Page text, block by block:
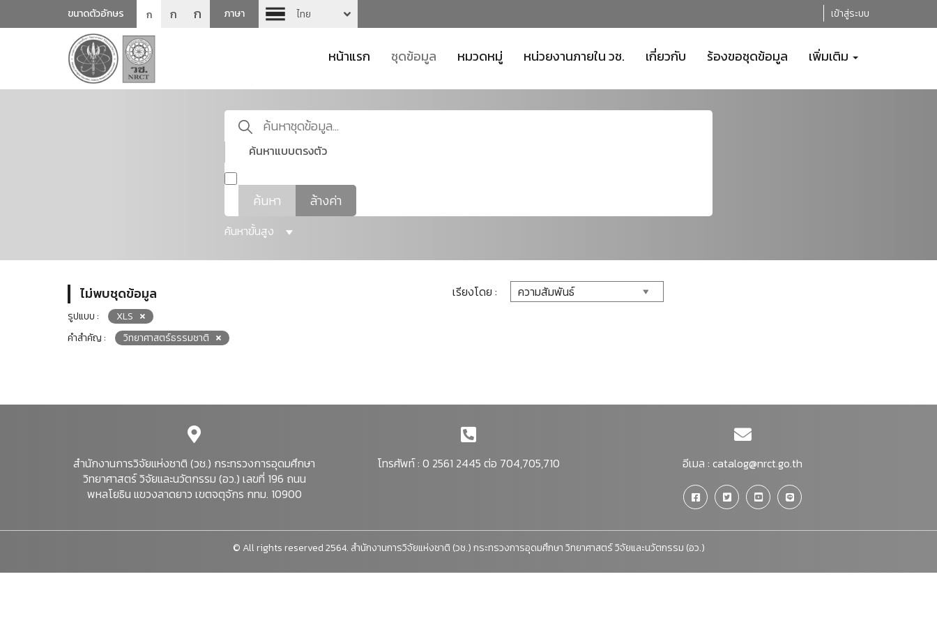
ขนาดตัวอักษร ก ก ก ภาษา ไทย เข้าสู่ระบบ
หน้าแรก ชุดข้อมูล หมวดหมู่ หน่วยงานภายใน วช. เกี่ยวกับ ร้องขอชุดข้อมูล เพิ่มเติม
ค้นหาแบบตรงตัว
ค้นหา ล้างค่า
ค้นหาขั้นสูง
ไม่พบชุดข้อมูล
รูปแบบ :
XLS
คำสำคัญ :
วิทยาศาสตร์ธรรมชาติ
เรียงโดย :
สำนักงานการวิจัยแห่งชาติ (วช.) กระทรวงการอุดมศึกษา
วิทยาศาสตร์ วิจัยและนวัตกรรม (อว.) เลขที่ 196 ถนน
พหลโยธิน แขวงลาดยาว เขตจตุจักร กทม. 10900
โทรศัพท์ : 0 2561 2445 ต่อ 704,705,710 อีเมล :catalog@nrct.go.th
© All rights reserved 2564. สำนักงานการวิจัยแห่งชาติ (วช.) กระทรวงการอุดมศึกษา วิทยาศาสตร์ วิจัยและนวัตกรรม (อว.)